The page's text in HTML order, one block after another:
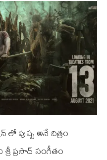
లో పుష్ప అనే చిత్రం
ప్రసాద్ సంగీతం